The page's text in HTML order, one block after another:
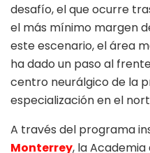
desafío, el que ocurre
el más mínimo margen
este escenario, el área
ha dado un paso al
centro neurálgico de la
especialización en el
A través del programa
Monterrey, la